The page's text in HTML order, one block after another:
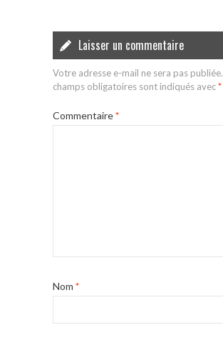
Laisser un commentaire
Votre adresse e-mail ne sera pas publiée.
champs obligatoires sont indiqués avec*
Commentaire*
Nom *